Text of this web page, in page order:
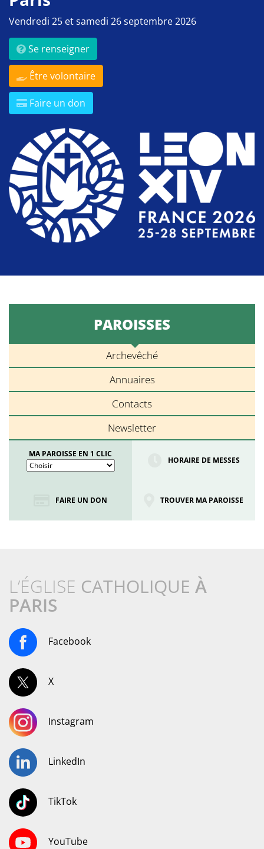
Vendredi 25 et samedi 26 septembre 2026
Se renseigner
Être volontaire
Faire un don
PAROISSES
Archevêché
Annuaires
Contacts
Newsletter
MA PAROISSE EN 1 CLIC
HORAIRE DE MESSES
FAIRE UN DON TROUVER MA PAROISSE
L’ÉGLISE CATHOLIQUE À
PARIS
Facebook
X
Instagram
LinkedIn
TikTok
YouTube